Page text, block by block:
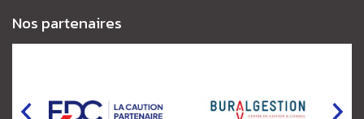
Facebook
TwitterLinkedIn
Youtube
Nos partenaires